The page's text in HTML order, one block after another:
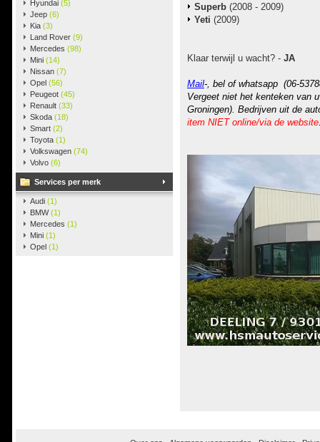
Hyundai (5)
Jeep (6)
Kia (3)
Land Rover (9)
Mercedes (98)
Mini (14)
Nissan (7)
Opel (56)
Peugeot (45)
Renault (33)
Skoda (18)
Smart (2)
Toyota (1)
Volkswagen (74)
Volvo (6)
Services per merk
Audi (1)
BMW(1)
Mercedes (1)
Mini (1)
Opel (1)
Superb (2008 - 2009)
Yeti (2009)
Klaar terwijl u wacht? - JA
Mail-, bel of whatsapp (06-
Vergeet niet het kenteken van
Groningen). Bedrijven uit de
item NIET online/via de website